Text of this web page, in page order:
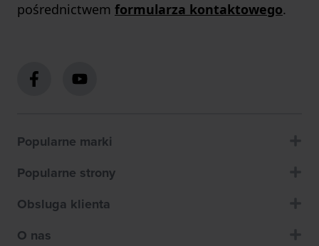
pośrednictwem formularza kontaktowego.
Popularne marki
Popularne strony
Obsluga klienta
O nas